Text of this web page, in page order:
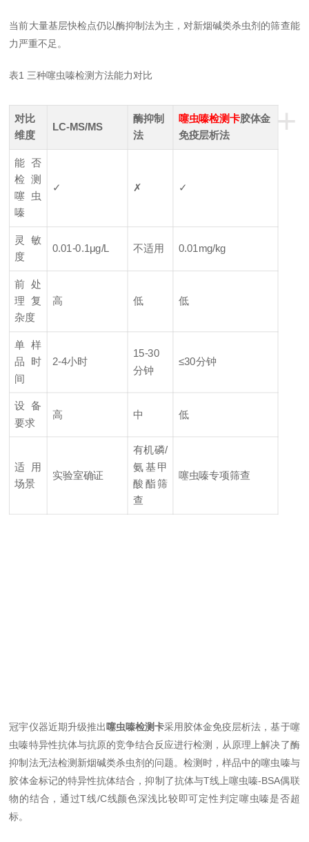
当前大量基层快检点仍以酶抑制法为主，对新烟碱类杀虫剂的筛查能
力严重不足。
表1 三种噻虫嗪检测方法能力对比
+
对比
维度
LC-MS/MS
酶抑制
法
噻虫嗪检测卡胶体金
免疫层析法
能否
检测
噻虫
嗪
✓ ✗ ✓
灵敏
度
0.01-0.1μg/L 不适用 0.01mg/kg
前处
理复
杂度
高 低 低
单样
品时
间
2-4小时
15-30
分钟
≤30分钟
设备
要求
高 中 低
适用
场景
实验室确证
有机磷/
氨基甲
酸酯筛
查
噻虫嗪专项筛查
冠宇仪器近期升级推出噻虫嗪检测卡采用胶体金免疫层析法，基于噻
虫嗪特异性抗体与抗原的竞争结合反应进行检测，从原理上解决了酶
抑制法无法检测新烟碱类杀虫剂的问题。检测时，样品中的噻虫嗪与
胶体金标记的特异性抗体结合，抑制了抗体与T线上噻虫嗪-BSA偶联
物的结合，通过T线/C线颜色深浅比较即可定性判定噻虫嗪是否超
标。